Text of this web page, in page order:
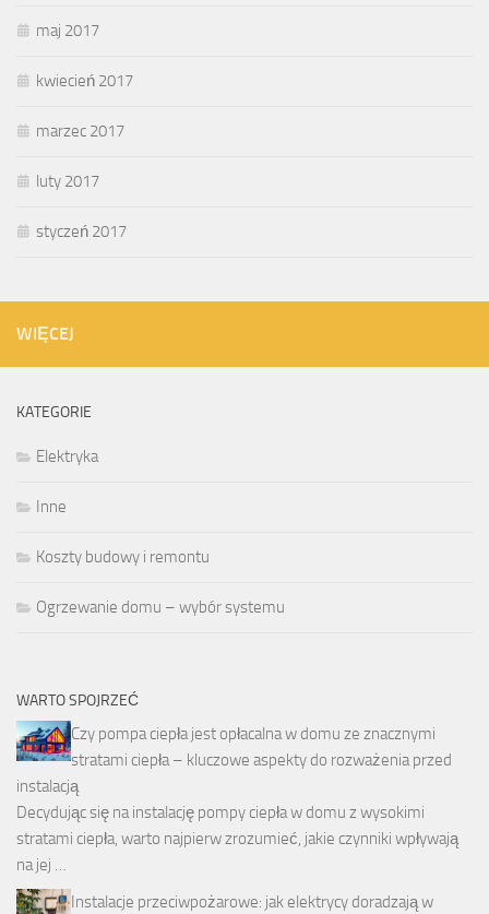
maj 2017
kwiecień 2017
marzec 2017
luty 2017
styczeń 2017
WIĘCEJ
KATEGORIE
Elektryka
Inne
Koszty budowy i remontu
Ogrzewanie domu – wybór systemu
WARTO SPOJRZEĆ
Czy pompa ciepła jest opłacalna w domu ze znacznymi
stratami ciepła – kluczowe aspekty do rozważenia przed
instalacją
Decydując się na instalację pompy ciepła w domu z wysokimi
stratami ciepła, warto najpierw zrozumieć, jakie czynniki wpływają
na jej …
Instalacje przeciwpożarowe: jak elektrycy doradzają w